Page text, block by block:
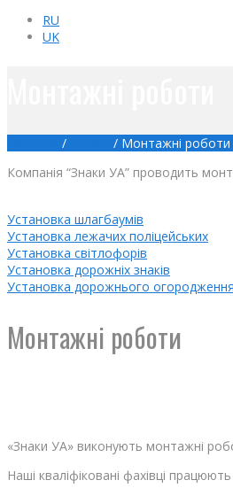
RU
UK
/ / Монтажні роботи
Компанія “Знаки УА” проводить
Установка шлагбаумів
Установка лежачих поліцейських
Установка світлофорів
Установка дорожніх знаків
Установка дорожнього огородження
Монтажні роботи
«Знаки УА» виконують монтажні
Наші кваліфіковані фахівці працюють